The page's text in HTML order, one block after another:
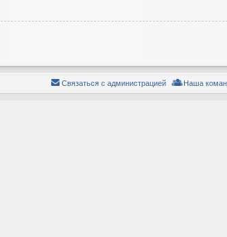
Наша
Связаться с администрацией